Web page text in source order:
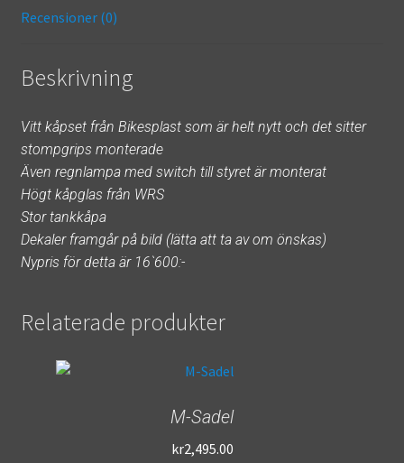
Recensioner (0)
Beskrivning
Vitt kåpset från Bikesplast som är helt nytt och det sitter
stompgrips monterade
Även regnlampa med switch till styret är monterat
Högt kåpglas från WRS
Stor tankkåpa
Dekaler framgår på bild (lätta att ta av om önskas)
Nypris för detta är 16`600:-
Relaterade produkter
M-Sadel
kr2,495.00